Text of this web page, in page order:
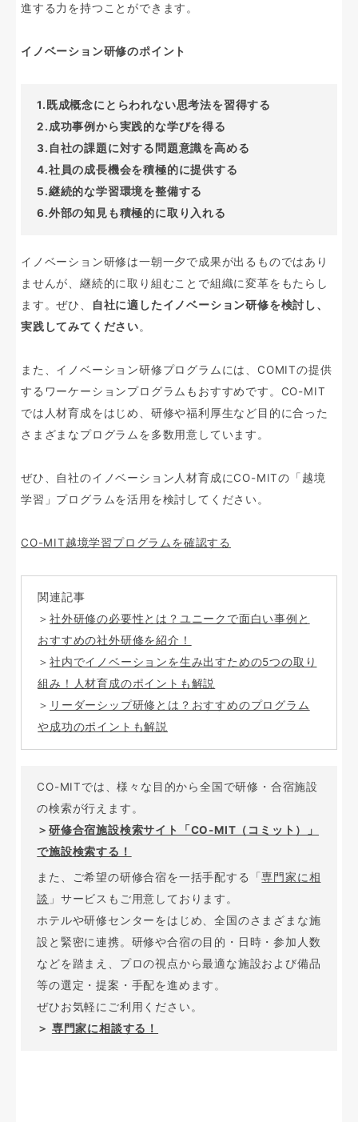
進する力を持つことができます。
イノベーション研修のポイント
1.既成概念にとらわれない思考法を習得する
2.成功事例から実践的な学びを得る
3.自社の課題に対する問題意識を高める
4.社員の成長機会を積極的に提供する
5.継続的な学習環境を整備する
6.外部の知見も積極的に取り入れる
イノベーション研修は一朝一夕で成果が出るものではあり
ませんが、継続的に取り組むことで組織に変革をもたらし
ます。ぜひ、
自社に適したイノベーション研修を検討し、
実践してみてください。
また、イノベーション研修プログラムには、COMITの提供
するワーケーションプログラムもおすすめです。CO-MIT
では人材育成をはじめ、研修や福利厚生など目的に合った
さまざまなプログラムを多数用意しています。
ぜひ、自社のイノベーション人材育成にCO-MITの「越境
学習」プログラムを活用を検討してください。
CO-MIT越境学習プログラムを確認する
関連記事
＞社外研修の必要性とは？ユニークで面白い事例と
おすすめの社外研修を紹介！
＞社内でイノベーションを生み出すための5つの取り
組み！人材育成のポイントも解説
＞ リーダーシップ研修とは？おすすめのプログラム
や成功のポイントも解説
CO-MITでは、様々な目的から全国で研修・合宿施設
の検索が行えます。
＞研修合宿施設検索サイト「CO-MIT（コミット）」
で施設検索する！
また、ご希望の研修合宿を一括手配する「専門家に相
談 」サービスもご用意しております。
ホテルや研修センターをはじめ、全国のさまざまな施
設と緊密に連携。研修や合宿の目的・日時・参加人数
などを踏まえ、プロの視点から最適な施設および備品
等の選定・提案・手配を進めます。
ぜひお気軽にご利用ください。
＞ 専門家に相談する！